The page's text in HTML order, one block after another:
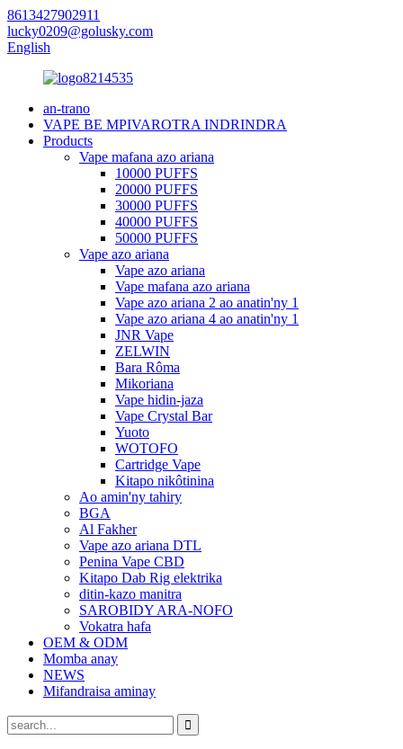
8613427902911
lucky0209@golusky.com
English
an-trano
VAPE BE MPIVAROTRA INDRINDRA
Products
Vape mafana azo ariana
10000 PUFFS
20000 PUFFS
30000 PUFFS
40000 PUFFS
50000 PUFFS
Vape azo ariana
Vape azo ariana
Vape mafana azo ariana
Vape azo ariana 2 ao anatin'ny 1
Vape azo ariana 4 ao anatin'ny 1
JNR Vape
ZELWIN
Bara Rôma
Mikoriana
Vape hidin-jaza
Vape Crystal Bar
Yuoto
WOTOFO
Cartridge Vape
Kitapo nikôtinina
Ao amin'ny tahiry
BGA
Al Fakher
Vape azo ariana DTL
Penina Vape CBD
Kitapo Dab Rig elektrika
ditin-kazo manitra
SAROBIDY ARA-NOFO
Vokatra hafa
OEM & ODM
Momba anay
NEWS
Mifandraisa aminay